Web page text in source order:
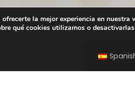
la mejor experiencia en nuestra
qué cookies utilizamos o